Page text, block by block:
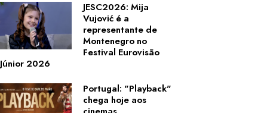
JESC2026: Mija
Vujović é a
representante de
Montenegro no
Festival Eurovisão
Júnior 2026
Portugal: "Playback"
chega hoje aos